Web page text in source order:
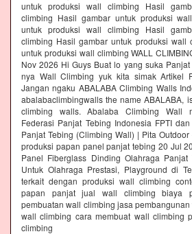
untuk produksi wall climbing Hasil
climbing Hasil gambar untuk produksi
untuk produksi wall climbing Hasil
climbing Hasil gambar untuk produksi wall
untuk produksi wall climbing WALL
Nov 2026 Hi Guys Buat lo yang suka
nya Wall Climbing yuk kita simak Artikel
Jangan ngaku ABALABA Climbing Walls
abalabaclimbingwalls the name ABALABA,
climbing walls. Abalaba Climbing Wall
Federasi Panjat Tebing Indonesia FPTI
Panjat Tebing (Climbing Wall) | Pita
produksi papan panel panjat tebing 20 Jul
Panel Fiberglass Dinding Olahraga
Untuk Olahraga Prestasi, Playground di
terkait dengan produksi wall climbing
papan panjat jual wall climbing biaya
pembuatan wall climbing jasa
wall climbing cara membuat wall climbing
climbing